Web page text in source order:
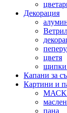
Декорация
цветя
щипки
Капани за
Картини и
пана